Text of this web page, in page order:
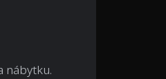
nábytku.